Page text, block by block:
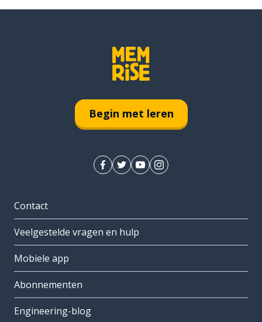
Begin met leren
Contact
Veelgestelde vragen en hulp
Mobiele app
Abonnementen
Engineering-blog